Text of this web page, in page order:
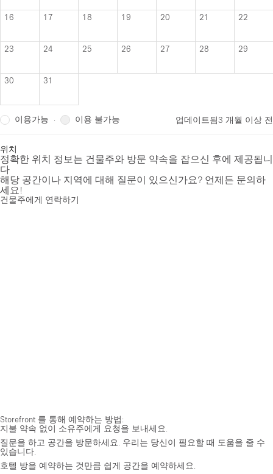
16 17 18 19 20 21 22
23 24 25 26 27 28 29
30 31
이용가능 · 이용 불가능 업데이트됨3 개월 이상 전
위치
정확한 위치 정보는 건물주와 방문 약속을 잡으신 후에 제공됩니
다
해당 공간이나 지역에 대해 질문이 있으신가요? 언제든 문의하
세요!
건물주에게 연락하기
Storefront 를 통해 예약하는 방법:
지불 약속 없이 소유주에게 요청을 보내세요.
질문을 하고 공간을 방문하세요. 우리는 당신이 필요할 때 도움을 줄 수
있습니다.
호텔 방을 예약하는 것만큼 쉽게 공간을 예약하세요.